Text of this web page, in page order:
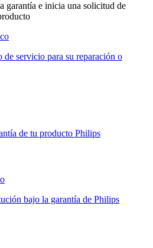
garantía e inicia una solicitud de
servicio para su reparación o
de tu producto Philips
bajo la garantía de Philips